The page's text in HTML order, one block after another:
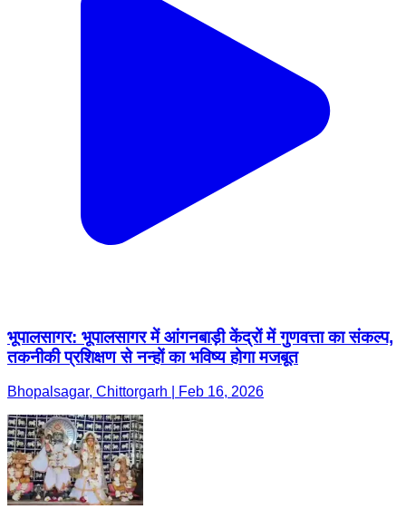
भूपालसागर: भूपालसागर में आंगनबाड़ी केंद्रों में गुणवत्ता का संकल्प,
तकनीकी प्रशिक्षण से नन्हों का भविष्य होगा मजबूत
Bhopalsagar, Chittorgarh | Feb 16, 2026